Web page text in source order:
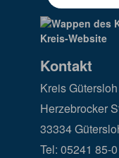
Kontakt
Kreis Gütersloh
Herzebrocker
33334
Tel: 05241 85-0